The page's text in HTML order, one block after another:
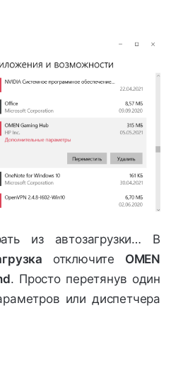
из автозагрузки… В
отключите OMEN
. Просто перетянув один
или диспетчера